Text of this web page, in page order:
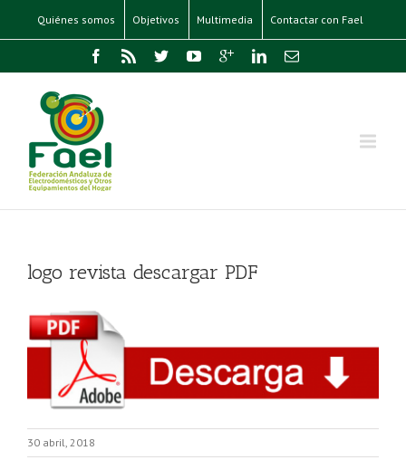
Quiénes somos Objetivos Multimedia Contactar con Fael
logo revista descargar PDF
30 abril, 2018